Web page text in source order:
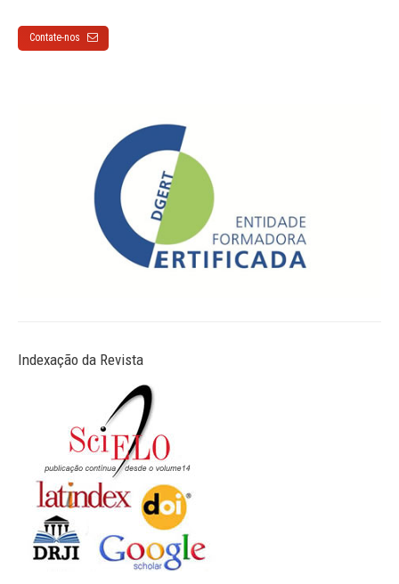
Contate-nos
Indexação da Revista